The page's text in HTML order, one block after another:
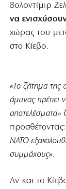
Βολοντίμιρ
να
χώρας του
στο Κίεβο.
«Το ζήτημα της
άμυνας πρέπει
αποτελέσματα»
προσθέτοντας:
ΝΑΤΟ
συμμάχους».
Αν και το